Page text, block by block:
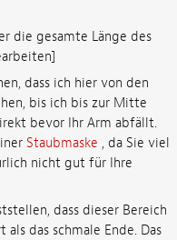
die gesamte Länge des
dass ich hier von den
bis ich bis zur Mitte
bevor Ihr Arm abfällt.
Staubmaske , da Sie viel
nicht gut für Ihre
dass dieser Bereich
das schmale Ende. Das